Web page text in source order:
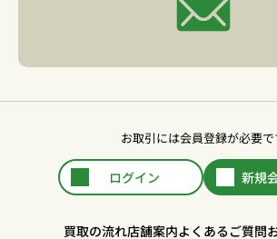
お取引には会員登録が必要で
ログイン 新規
買取の流れ店舗案内よくあるご質問